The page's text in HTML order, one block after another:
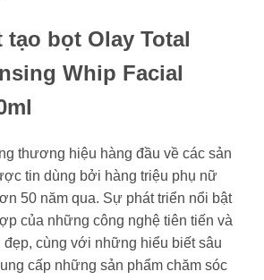
tạo bọt Olay Total
Whip Facial
thương hiệu hàng đầu về các sản
tin dùng bởi hàng triệu phụ nữ
50 năm qua. Sự phát triển nổi bật
của những công nghệ tiên tiến và
cùng với những hiểu biết sâu
cấp những sản phẩm chăm sóc